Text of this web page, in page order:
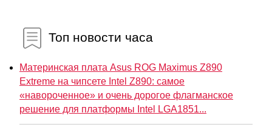
Топ новости часа
Материнская плата Asus ROG Maximus Z890
Extreme на чипсете Intel Z890: самое
«навороченное» и очень дорогое флагманское
решение для платформы Intel LGA1851...